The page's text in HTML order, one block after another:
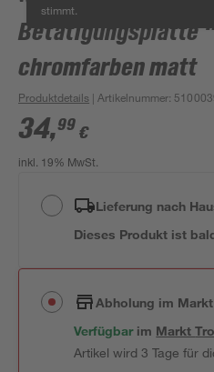
stimmt.
Betätigungsplatte
chromfarben matt
Produktdetails | Artikelnummer:
34,99 €
inkl. 19% MwSt.
Lieferung nach
Dieses Produkt ist
Abholung im Markt
Verfügbar im Markt
Artikel wird 3 Tage für